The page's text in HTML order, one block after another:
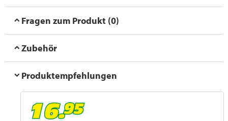
Fragen zum Produkt (0)
Zubehör
Produktempfehlungen